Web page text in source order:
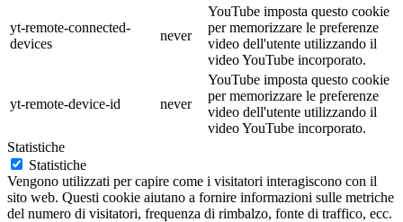
yt-remote-connected-
devices
never
YouTube imposta questo cookie
per memorizzare le preferenze
video dell'utente utilizzando il
video YouTube incorporato.
yt-remote-device-id never
YouTube imposta questo cookie
per memorizzare le preferenze
video dell'utente utilizzando il
video YouTube incorporato.
Statistiche
Statistiche
Vengono utilizzati per capire come i visitatori interagiscono con il
sito web. Questi cookie aiutano a fornire informazioni sulle metriche
del numero di visitatori, frequenza di rimbalzo, fonte di traffico, ecc.